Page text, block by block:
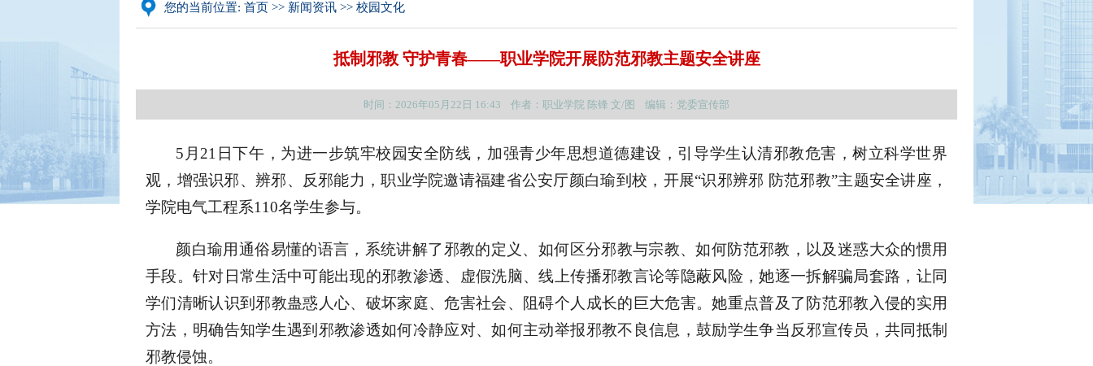
您的当前位置: 首页 >> 新闻资讯 >> 校园文化
抵制邪教 守护青春——职业学院开展防范邪教主题安全讲座
时间：2026年05月22日 16:43 作者：职业学院 陈锋 文/图 编辑：党委宣传部
5月21日下午，为进一步筑牢校园安全防线，加强青少年思想道德建设，引导学生认清邪教危害，树立科学世界
观，增强识邪、辨邪、反邪能力，职业学院邀请福建省公安厅颜白瑜到校，开展“识邪辨邪 防范邪教”主题安全讲座，
学院电气工程系110名学生参与。
颜白瑜用通俗易懂的语言，系统讲解了邪教的定义、如何区分邪教与宗教、如何防范邪教，以及迷惑大众的惯用
手段。针对日常生活中可能出现的邪教渗透、虚假洗脑、线上传播邪教言论等隐蔽风险，她逐一拆解骗局套路，让同
学们清晰认识到邪教蛊惑人心、破坏家庭、危害社会、阻碍个人成长的巨大危害。她重点普及了防范邪教入侵的实用
方法，明确告知学生遇到邪教渗透如何冷静应对、如何主动举报邪教不良信息，鼓励学生争当反邪宣传员，共同抵制
邪教侵蚀。